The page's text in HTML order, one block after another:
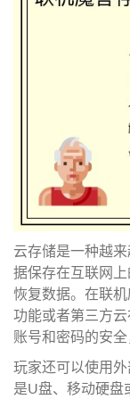
云存储是一种越
据保存在互联网
恢复数据。在联
功能或者第三方
账号和密码的安全
玩家还可以使用
是U盘、移动硬盘